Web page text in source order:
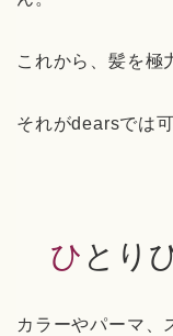
これから、髪を極
それがdearsでは
ひと
カラーやパーマ、